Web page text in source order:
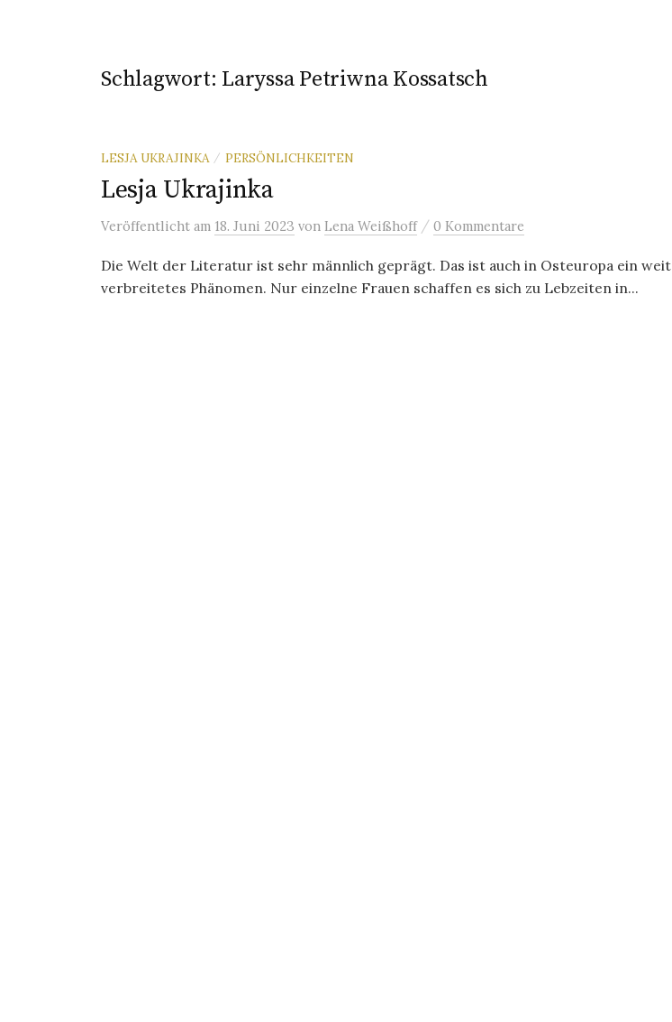
Schlagwort: Laryssa Petriwna Kossatsch
LESJA UKRAJINKA / PERSÖNLICHKEITEN
Lesja Ukrajinka
Veröffentlicht am 18. Juni 2023 von Lena Weißhoff / 0 Kommentare
Die Welt der Literatur ist sehr männlich geprägt. Das ist auch in Osteuropa ein weit
verbreitetes Phänomen. Nur einzelne Frauen schaffen es sich zu Lebzeiten in...